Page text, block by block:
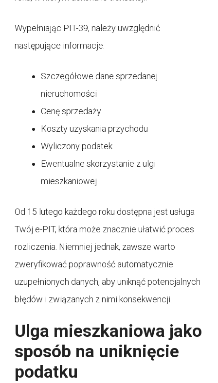
Wypełniając PIT-39, należy uwzględnić
następujące informacje:
Szczegółowe dane sprzedanej
nieruchomości
Cenę sprzedaży
Koszty uzyskania przychodu
Wyliczony podatek
Ewentualne skorzystanie z ulgi
mieszkaniowej
Od 15 lutego każdego roku dostępna jest usługa
Twój e-PIT, która może znacznie ułatwić proces
rozliczenia. Niemniej jednak, zawsze warto
zweryfikować poprawność automatycznie
uzupełnionych danych, aby uniknąć potencjalnych
błędów i związanych z nimi konsekwencji.
Ulga mieszkaniowa jako
sposób na uniknięcie
podatku